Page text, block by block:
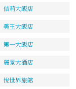
佶莉大飯店
美王大飯店
第一大飯店
麗景大酒店
悅世界旅館